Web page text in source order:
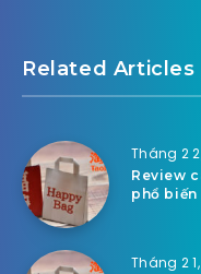
Related Articles
Tháng 2
Review
phổ biến
Tháng 2